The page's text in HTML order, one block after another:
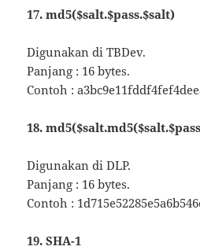
17. md5($salt.$pass.$salt)
Digunakan di TBDev.
Panjang : 16 bytes.
Contoh :
18.
Digunakan di DLP.
Panjang : 16 bytes.
Contoh :
19. SHA-1